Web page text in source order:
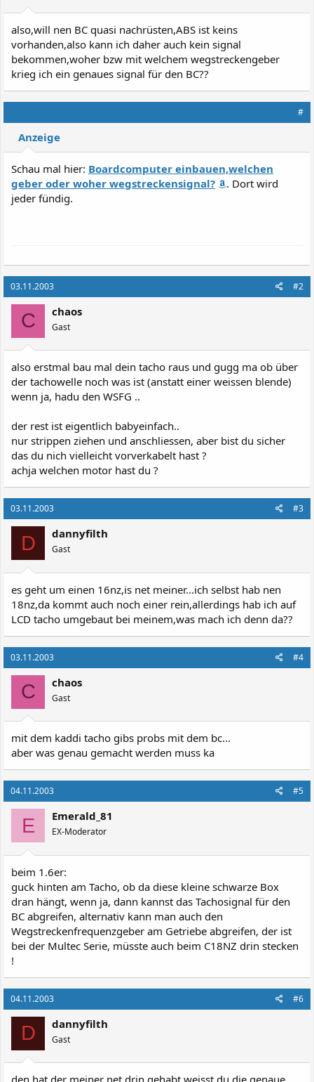
also,will nen BC quasi nachrüsten,ABS ist keins
vorhanden,also kann ich daher auch kein signal
bekommen,woher bzw mit welchem wegstreckengeber
krieg ich ein genaues signal für den BC??
#
Anzeige
Schau mal hier: Boardcomputer einbauen,welchen
geber oder woher wegstreckensignal?
. Dort wird
jeder fündig.
03.11.2003 #2
C chaos
Gast
also erstmal bau mal dein tacho raus und gugg ma ob über
der tachowelle noch was ist (anstatt einer weissen blende)
wenn ja, hadu den WSFG ..
der rest ist eigentlich babyeinfach..
nur strippen ziehen und anschliessen, aber bist du sicher
das du nich vielleicht vorverkabelt hast ?
achja welchen motor hast du ?
03.11.2003 #3
D dannyfilth
Gast
es geht um einen 16nz,is net meiner...ich selbst hab nen
18nz,da kommt auch noch einer rein,allerdings hab ich auf
LCD tacho umgebaut bei meinem,was mach ich denn da??
03.11.2003 #4
C chaos
Gast
mit dem kaddi tacho gibs probs mit dem bc...
aber was genau gemacht werden muss ka
04.11.2003 #5
E Emerald_81
EX-Moderator
beim 1.6er:
guck hinten am Tacho, ob da diese kleine schwarze Box
dran hängt, wenn ja, dann kannst das Tachosignal für den
BC abgreifen, alternativ kann man auch den
Wegstreckenfrequenzgeber am Getriebe abgreifen, der ist
bei der Multec Serie, müsste auch beim C18NZ drin stecken
!
04.11.2003 #6
D dannyfilth
Gast
den hat der meiner net drin gehabt,weisst du die genaue